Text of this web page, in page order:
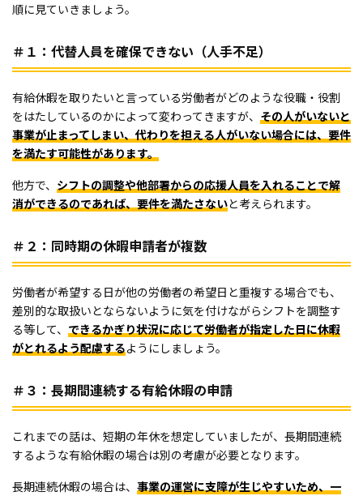
順に見ていきましょう。
＃１：代替人員を確保できない（人手不足）
有給休暇を取りたいと言っている労働者がどのような役職・役割
をはたしているのかによって変わってきますが、 その人がいないと
事業が止まってしまい、代わりを担える人がいない場合には、要件
を満たす可能性があります。
他方で、 シフトの調整や他部署からの応援人員を入れることで解
消ができるのであれば、要件を満たさないと考えられます。
＃２：同時期の休暇申請者が複数
労働者が希望する日が他の労働者の希望日と重複する場合でも、
差別的な取扱いとならないように気を付けながらシフトを調整す
る等して、 できるかぎり状況に応じて労働者が指定した日に休暇
がとれるよう配慮するようにしましょう。
＃３：長期間連続する有給休暇の申請
これまでの話は、短期の年休を想定していましたが、長期間連続
するような有給休暇の場合は別の考慮が必要となります。
長期連続休暇の場合は、 事業の運営に支障が生じやすいため、一